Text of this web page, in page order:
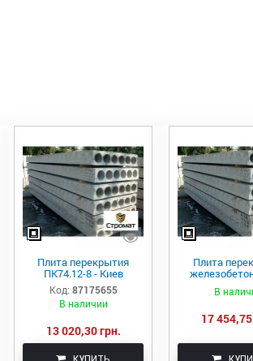
Плита перекрытия
ПК74.12-8 - Киев
Код: 87175655
В наличии
13 020,30 грн.
Плита
В
17